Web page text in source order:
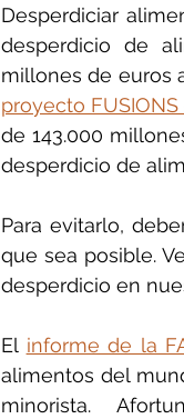
Desperdiciar
desperdicio de
millones de euros
proyecto FUSIONS
de 143.000
desperdicio de
Para evitarlo,
que sea posible.
desperdicio en
El informe de la
alimentos del
minorista.